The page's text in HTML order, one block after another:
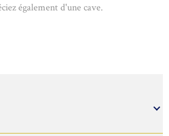
également d'une cave.